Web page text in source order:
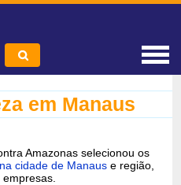
em Manaus
Amazonas selecionou os
cidade de Manaus e região,